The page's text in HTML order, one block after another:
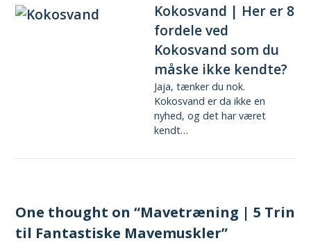
Kokosvand | Her er 8
fordele ved
Kokosvand som du
måske ikke kendte?
Jaja, tænker du nok.
Kokosvand er da ikke en
nyhed, og det har været
kendt…
One thought on “Mavetræning | 5 Trin
til Fantastiske Mavemuskler”